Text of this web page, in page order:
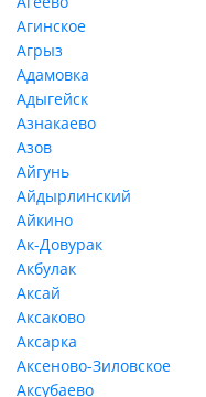
Агинское
Агрыз
Адамовка
Адыгейск
Азнакаево
Азов
Айгунь
Айдырлинский
Айкино
Ак-Довурак
Акбулак
Аксай
Аксаково
Аксарка
Аксеново-Зиловское
Аксубаево